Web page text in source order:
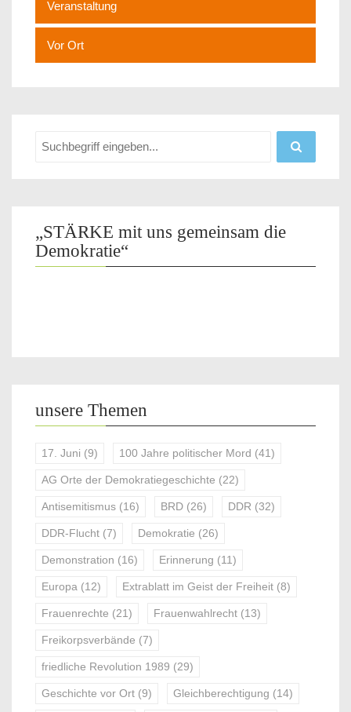
Veranstaltung
Vor Ort
„STÄRKE mit uns gemeinsam die
Demokratie“
unsere Themen
17. Juni (9) 100 Jahre politischer Mord (41)
AG Orte der Demokratiegeschichte (22)
Antisemitismus (16) BRD (26) DDR (32)
DDR-Flucht (7) Demokratie (26)
Demonstration (16) Erinnerung (11)
Europa (12) Extrablatt im Geist der Freiheit (8)
Frauenrechte (21) Frauenwahlrecht (13)
Freikorpsverbände (7)
friedliche Revolution 1989 (29)
Geschichte vor Ort (9) Gleichberechtigung (14)